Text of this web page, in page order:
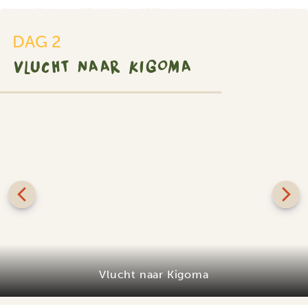
DAG 2
VLUCHT NAAR KIGOMA
Vlucht naar Kigoma